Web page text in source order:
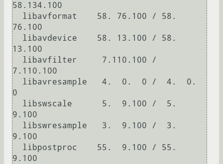
58.134.100
76.100
13.100
7.110.100
0
9.100
9.100
9.100